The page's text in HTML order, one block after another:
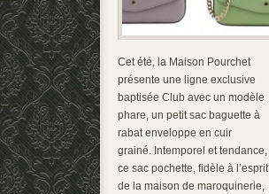
Cet été, la Maison Pourchet
présente une ligne exclusive
baptisée Club avec un modèle
phare, un petit sac baguette à
rabat enveloppe en cuir
grainé. Intemporel et tendance,
ce sac pochette, fidèle à l’esprit
de la maison de maroquinerie,